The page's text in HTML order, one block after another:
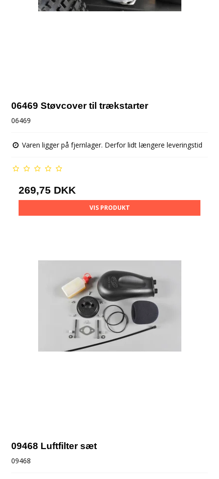
06469 Støvcover til trækstarter
06469
Varen ligger på fjernlager. Derfor lidt længere leveringstid
269,75 DKK
VIS PRODUKT
09468 Luftfilter sæt
09468